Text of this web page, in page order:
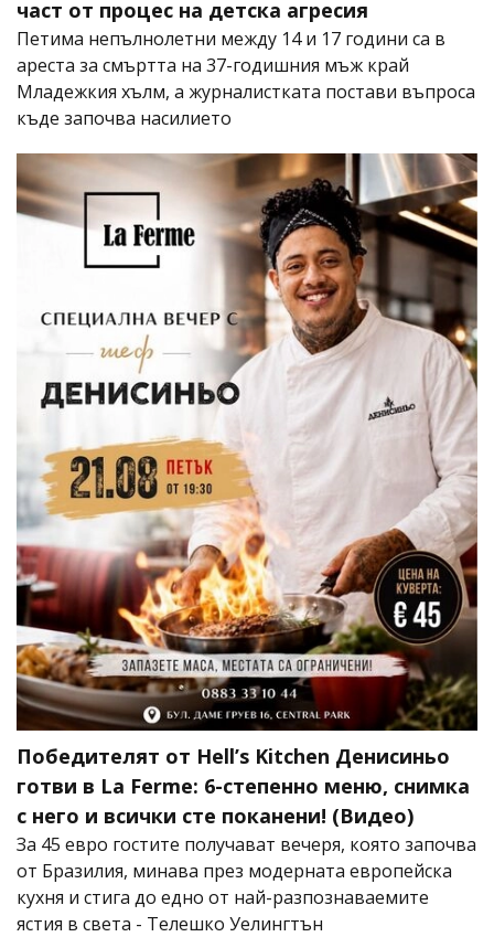
част от процес на детска агресия
Петима непълнолетни между 14 и 17 години са в
ареста за смъртта на 37-годишния мъж край
Младежкия хълм, а журналистката постави въпроса
къде започва насилието
Победителят от Hell’s Kitchen Денисиньо
готви в La Ferme: 6-степенно меню, снимка
с него и всички сте поканени! (Видео)
За 45 евро гостите получават вечеря, която започва
от Бразилия, минава през модерната европейска
кухня и стига до едно от най-разпознаваемите
ястия в света - Телешко Уелингтън